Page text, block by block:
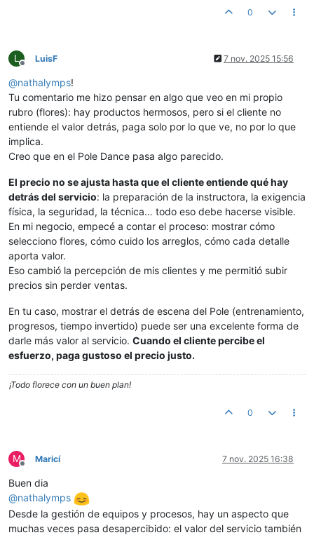
0
L
Desconectado
LuisF 7 nov. 2025 15:56
@nathalymps!
Tu comentario me hizo pensar en algo que veo en mi propio
rubro (flores): hay productos hermosos, pero si el cliente no
entiende el valor detrás, paga solo por lo que ve, no por lo que
implica.
Creo que en el Pole Dance pasa algo parecido.
El precio no se ajusta hasta que el cliente entiende qué hay
detrás del servicio: la preparación de la instructora, la exigencia
física, la seguridad, la técnica… todo eso debe hacerse visible.
En mi negocio, empecé a contar el proceso: mostrar cómo
selecciono flores, cómo cuido los arreglos, cómo cada detalle
aporta valor.
Eso cambió la percepción de mis clientes y me permitió subir
precios sin perder ventas.
En tu caso, mostrar el detrás de escena del Pole (entrenamiento,
progresos, tiempo invertido) puede ser una excelente forma de
darle más valor al servicio. Cuando el cliente percibe el
esfuerzo, paga gustoso el precio justo.
¡Todo florece con un buen plan!
0
M
Desconectado
Maricí 7 nov. 2025 16:38
Buen dia
@nathalymps
Desde la gestión de equipos y procesos, hay un aspecto que
muchas veces pasa desapercibido: el valor del servicio también